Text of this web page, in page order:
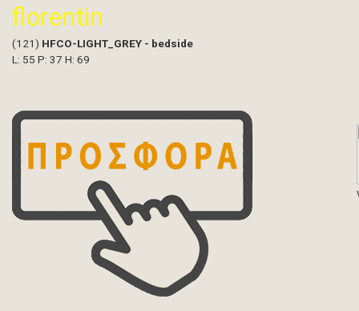
florentin
(121) HFCO-LIGHT_GREY - bedside
L: 55 P: 37 H: 69